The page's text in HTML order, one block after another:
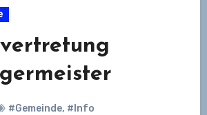
#Gemeinde, #Info